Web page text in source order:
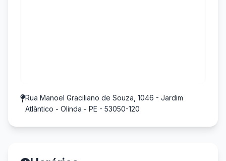
Rua Manoel Graciliano de Souza, 1046 - Jardim
Atlântico - Olinda - PE - 53050-120